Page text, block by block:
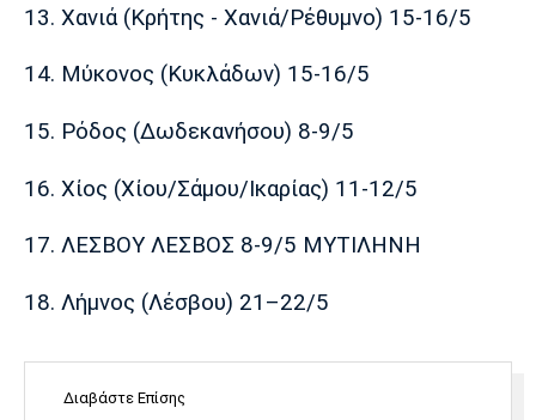
13. Χανιά (Κρήτης - Χανιά/Ρέθυμνο) 15-16/5
14. Μύκονος (Κυκλάδων) 15-16/5
15. Ρόδος (Δωδεκανήσου) 8-9/5
16. Χίος (Χίου/Σάμου/Ικαρίας) 11-12/5
17. ΛΕΣΒΟΥ ΛΕΣΒΟΣ 8-9/5 ΜΥΤΙΛΗΝΗ
18. Λήμνος (Λέσβου) 21–22/5
Διαβάστε Επίσης